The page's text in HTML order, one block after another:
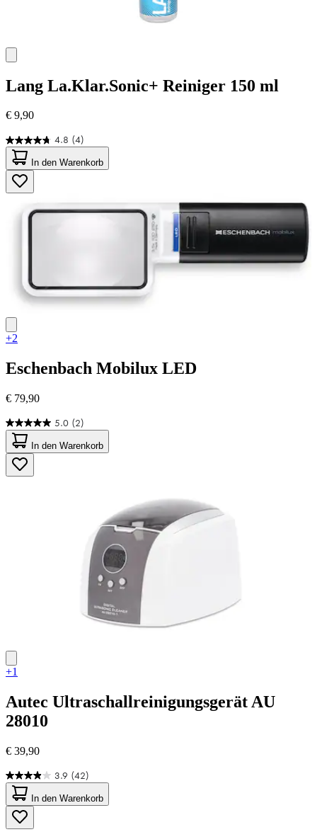
Lang La.Klar.Sonic+ Reiniger 150 ml
€ 9,90
4.8 (4)
4.8
von
5
Sternen.
4
Bewertungen
In den Warenkorb
+2
Eschenbach Mobilux LED
€ 79,90
5.0 (2)
5.0
von
5
Sternen.
2
In den Warenkorb
+1
Autec Ultraschallreinigungsgerät AU
28010
€ 39,90
3.9 (42)
3.9
von
5
Sternen.
In den Warenkorb